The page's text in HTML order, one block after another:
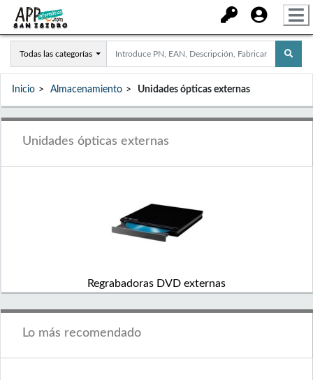
Todas las categorías
Inicio Almacenamiento Unidades ópticas externas
Unidades ópticas externas
Regrabadoras DVD externas
Lo más recomendado